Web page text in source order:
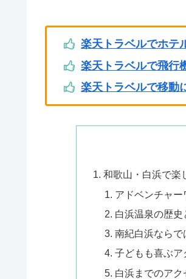
楽天トラベルでホテ
楽天トラベルで飛行
楽天トラベルで移動
和歌山・白浜で楽
アドベンチャー
白浜温泉の歴史
南紀白浜なら
子どもも喜ぶア
白浜までのアク